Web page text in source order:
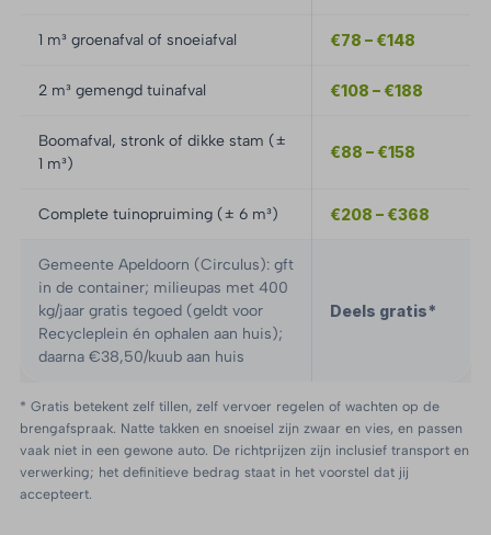
1 m³ groenafval of snoeiafval €78 – €148
2 m³ gemengd tuinafval €108 – €188
Boomafval, stronk of dikke stam (±
1 m³)
€88 – €158
Complete tuinopruiming (± 6 m³) €208 – €368
Gemeente Apeldoorn (Circulus): gft
in de container; milieupas met 400
kg/jaar gratis tegoed (geldt voor
Recycleplein én ophalen aan huis);
daarna €38,50/kuub aan huis
Deels gratis*
* Gratis betekent zelf tillen, zelf vervoer regelen of wachten op de
brengafspraak. Natte takken en snoeisel zijn zwaar en vies, en passen
vaak niet in een gewone auto. De richtprijzen zijn inclusief transport en
verwerking; het definitieve bedrag staat in het voorstel dat jij
accepteert.